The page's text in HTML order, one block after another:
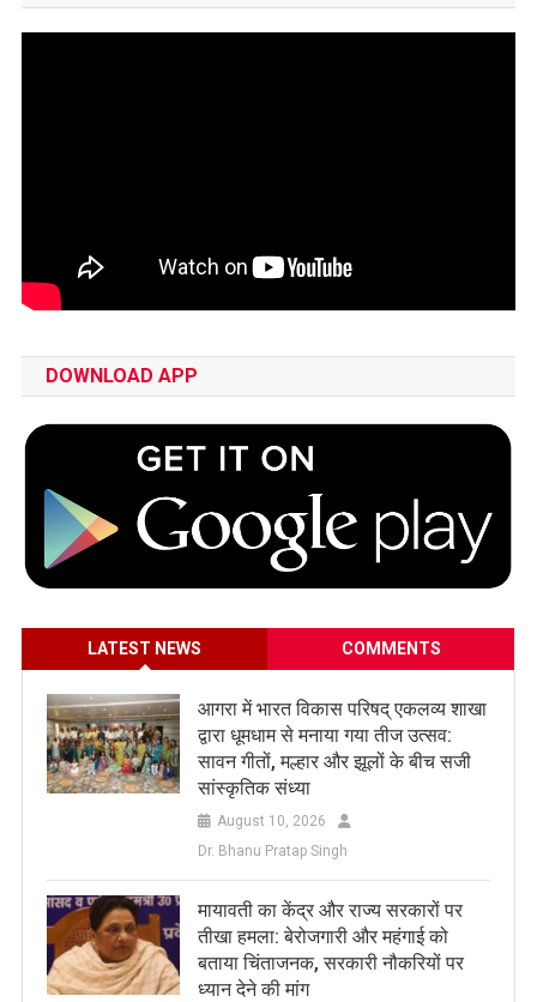
DOWNLOAD APP
LATEST NEWS COMMENTS
आगरा में भारत विकास परिषद् एकलव्य शाखा
द्वारा धूमधाम से मनाया गया तीज उत्सव:
सावन गीतों, मल्हार और झूलों के बीच सजी
सांस्कृतिक संध्या
August 10, 2026
Dr. Bhanu Pratap Singh
मायावती का केंद्र और राज्य सरकारों पर
तीखा हमला: बेरोजगारी और महंगाई को
बताया चिंताजनक, सरकारी नौकरियों पर
ध्यान देने की मांग